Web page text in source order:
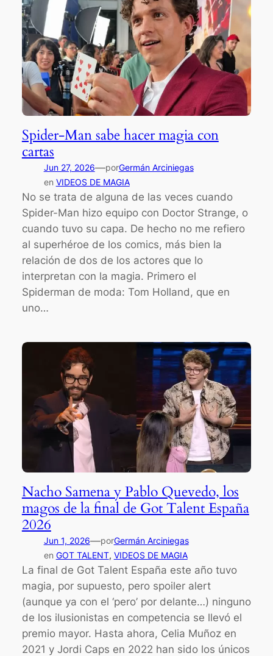
Spider-Man sabe hacer magia con
cartas
Jun 27, 2026—porGermán Arciniegas
en VIDEOS DE MAGIA
No se trata de alguna de las veces cuando
Spider-Man hizo equipo con Doctor Strange, o
cuando tuvo su capa. De hecho no me refiero
al superhéroe de los comics, más bien la
relación de dos de los actores que lo
interpretan con la magia. Primero el
Spiderman de moda: Tom Holland, que en
uno…
Nacho Samena y Pablo Quevedo, los
magos de la final de Got Talent España
2026
Jun 1, 2026—porGermán Arciniegas
en GOT TALENT, VIDEOS DE MAGIA
La final de Got Talent España este año tuvo
magia, por supuesto, pero spoiler alert
(aunque ya con el ‘pero’ por delante…) ninguno
de los ilusionistas en competencia se llevó el
premio mayor. Hasta ahora, Celia Muñoz en
2021 y Jordi Caps en 2022 han sido los únicos